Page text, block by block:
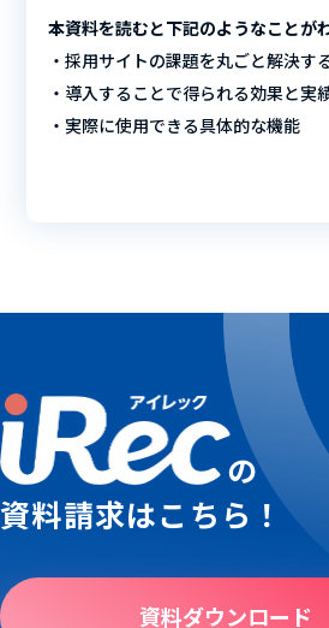
本資料を読むと下記のようなことが
・採用サイトの課題を丸ごと解決す
・導入することで得られる効果と実
・実際に使用できる具体的な機能
の
資料請求はこちら！
資料ダウンロード